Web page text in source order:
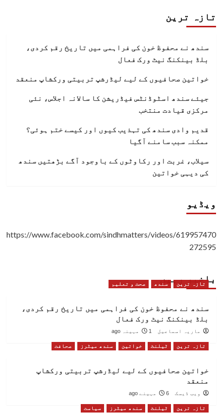
تازہ ترین
سندھ نے محفوظ خون کی فراہمی میں تاریخ رقم کردی،
بلڈ بینکنگ نیٹ ورک فعال
خواتین صحافیوں کے لیے لیڈرشپ تربیتی ورکشاپ منعقد
جیئے سندھ اسٹوڈنٹس فیڈریشن کا سالانہ اجلاس، نئی
مرکزی قیادت منتخب
قدیم وادی سندھ کی تہذیب کیوں اور کیسے ختم ہوئی؟
ممکنہ سبب سامنے آگیا
سیلاب، غربت اور رکاوٹوں کے باوجود آگے بڑھتیں سندھ
کی دیہی خواتین
ویڈیو
https://www.facebook.com/sindhmatters/videos/619957470
272595
باخبر رہیں
تازہ ترین سندھ صحت و تعلیم
سندھ نے محفوظ خون کی فراہمی میں تاریخ رقم کردی،
بلڈ بینکنگ نیٹ ورک فعال
ماریہ اسماعیل 1 مہینہ ago
تازہ ترین ٹیلنٹ خواتین سندھ میٹرز صحافت
خواتین صحافیوں کے لیے لیڈرشپ تربیتی ورکشاپ
منعقد
ویب ڈیسک 6 مہینے ago
تازہ ترین ٹیلنٹ سندھ میٹرز سیاست